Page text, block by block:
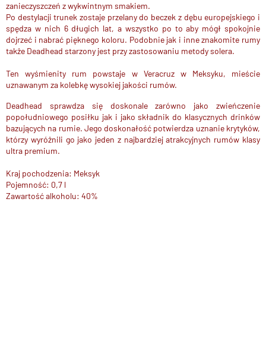
zanieczyszczeń z wykwintnym smakiem.
Po destylacji trunek zostaje przelany do beczek z dębu europejskiego i
spędza w nich 6 długich lat, a wszystko po to aby mógł spokojnie
dojrzeć i nabrać pięknego koloru. Podobnie jak i inne znakomite rumy
także Deadhead starzony jest przy zastosowaniu metody solera.
Ten wyśmienity rum powstaje w Veracruz w Meksyku, mieście
uznawanym za kolebkę wysokiej jakości rumów.
Deadhead sprawdza się doskonale zarówno jako zwieńczenie
popołudniowego posiłku jak i jako składnik do klasycznych drinków
bazujących na rumie. Jego doskonałość potwierdza uznanie krytyków,
którzy wyróżnili go jako jeden z najbardziej atrakcyjnych rumów klasy
ultra premium.
Kraj pochodzenia: Meksyk
Pojemność: 0,7 l
Zawartość alkoholu: 40%